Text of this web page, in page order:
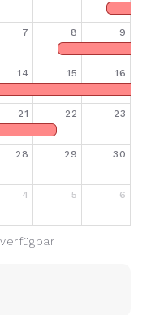
7 8 9
14 15 16
21 22 23
28 29 30
4 5 6